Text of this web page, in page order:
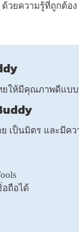
ด้วยความรู้ที่ถูกต้
ให้มีคุณภาพดีแบ
เป็นมิตร และมีคว
ถือได้